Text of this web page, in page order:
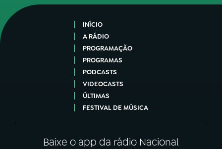
INÍCIO
A RÁDIO
PROGRAMAÇÃO
PROGRAMAS
PODCASTS
VIDEOCASTS
ÚLTIMAS
FESTIVAL DE MÚSICA
Baixe o app da rádio Nacional